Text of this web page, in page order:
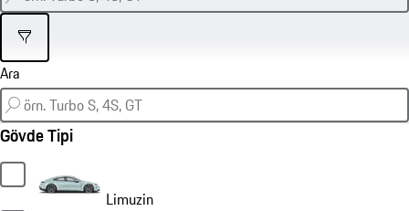
Filtre
Gövde Tipi
Limuzin